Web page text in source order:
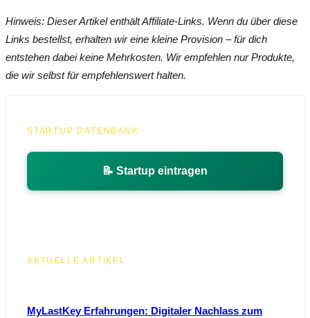
Hinweis: Dieser Artikel enthält Affiliate-Links. Wenn du über diese
Links bestellst, erhalten wir eine kleine Provision – für dich
entstehen dabei keine Mehrkosten. Wir empfehlen nur Produkte,
die wir selbst für empfehlenswert halten.
STARTUP DATENBANK
📝 Startup eintragen
AKTUELLE ARTIKEL
MyLastKey Erfahrungen: Digitaler Nachlass zum